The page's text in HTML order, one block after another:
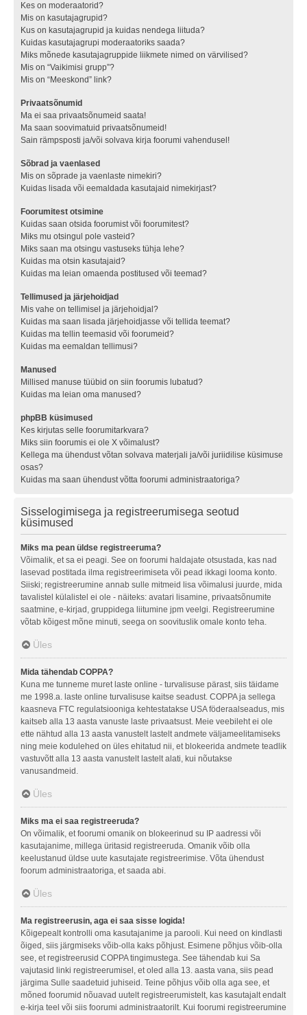
Kes on moderaatorid?
Mis on kasutajagrupid?
Kus on kasutajagrupid ja kuidas nendega liituda?
Kuidas kasutajagrupi moderaatoriks saada?
Miks mõnede kasutajagruppide liikmete nimed on värvilised?
Mis on “Vaikimisi grupp”?
Mis on “Meeskond” link?
Privaatsõnumid
Ma ei saa privaatsõnumeid saata!
Ma saan soovimatuid privaatsõnumeid!
Sain rämpsposti ja/või solvava kirja foorumi vahendusel!
Sõbrad ja vaenlased
Mis on sõprade ja vaenlaste nimekiri?
Kuidas lisada või eemaldada kasutajaid nimekirjast?
Foorumitest otsimine
Kuidas saan otsida foorumist või foorumitest?
Miks mu otsingul pole vasteid?
Miks saan ma otsingu vastuseks tühja lehe?
Kuidas ma otsin kasutajaid?
Kuidas ma leian omaenda postitused või teemad?
Tellimused ja järjehoidjad
Mis vahe on tellimisel ja järjehoidjal?
Kuidas ma saan lisada järjehoidjasse või tellida teemat?
Kuidas ma tellin teemasid või foorumeid?
Kuidas ma eemaldan tellimusi?
Manused
Millised manuse tüübid on siin foorumis lubatud?
Kuidas ma leian oma manused?
phpBB küsimused
Kes kirjutas selle foorumitarkvara?
Miks siin foorumis ei ole X võimalust?
Kellega ma ühendust võtan solvava materjali ja/või juriidilise küsimuse
osas?
Kuidas ma saan ühendust võtta foorumi administraatoriga?
Sisselogimisega ja registreerumisega seotud
küsimused
Miks ma pean üldse registreeruma?
Võimalik, et sa ei peagi. See on foorumi haldajate otsustada, kas nad
lasevad postitada ilma registreerimiseta või pead ikkagi looma konto.
Siiski; registreerumine annab sulle mitmeid lisa võimalusi juurde, mida
tavalistel külalistel ei ole - näiteks: avatari lisamine, privaatsõnumite
saatmine, e-kirjad, gruppidega liitumine jpm veelgi. Registreerumine
võtab kõigest mõne minuti, seega on soovituslik omale konto teha.
Üles
Mida tähendab COPPA?
Kuna me tunneme muret laste online - turvalisuse pärast, siis täidame
me 1998.a. laste online turvalisuse kaitse seadust. COPPA ja sellega
kaasneva FTC regulatsiooniga kehtestatakse USA föderaalseadus, mis
kaitseb alla 13 aasta vanuste laste privaatsust. Meie veebileht ei ole
ette nähtud alla 13 aasta vanustelt lastelt andmete väljameelitamiseks
ning meie kodulehed on üles ehitatud nii, et blokeerida andmete teadlik
vastuvõtt alla 13 aasta vanustelt lastelt alati, kui nõutakse
vanusandmeid.
Üles
Miks ma ei saa registreeruda?
On võimalik, et foorumi omanik on blokeerinud su IP aadressi või
kasutajanime, millega üritasid registreeruda. Omanik võib olla
keelustanud üldse uute kasutajate registreerimise. Võta ühendust
foorum administraatoriga, et saada abi.
Üles
Ma registreerusin, aga ei saa sisse logida!
Kõigepealt kontrolli oma kasutajanime ja parooli. Kui need on kindlasti
õiged, siis järgmiseks võib-olla kaks põhjust. Esimene põhjus võib-olla
see, et registreerusid COPPA tingimustega. See tähendab kui Sa
vajutasid linki registreerumisel, et oled alla 13. aasta vana, siis pead
järgima Sulle saadetuid juhiseid. Teine põhjus võib olla aga see, et
mõned foorumid nõuavad uutelt registreerumistelt, kas kasutajalt endalt
e-kirja teel või siis foorumi administraatorilt. Kui foorumi registreerumine